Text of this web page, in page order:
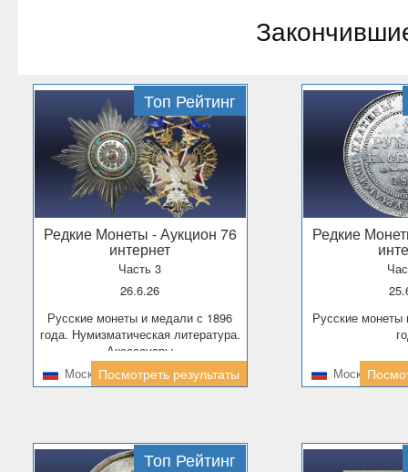
Топ Рейтинг
Редкие Монеты - Аукцион 76
интернет
Часть 3
26.6.26
Русские монеты и медали с 1896
года. Нумизматическая литература.
Аксессуары
МоскваПосмотреть результаты
Редкие
Русские монеты и медали до 1894
Москва
Топ Рейтинг